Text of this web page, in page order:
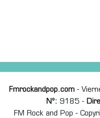
Fmrockandpop.com-
Nº: 9185 -
FM Rock and Pop -